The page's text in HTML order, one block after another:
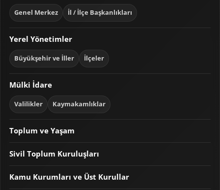
Genel Merkez İl / İlçe Başkanlıkları
Yerel Yönetimler
Büyükşehir ve İller İlçeler
Mülki İdare
Valilikler Kaymakamlıklar
Toplum ve Yaşam
Sivil Toplum Kuruluşları
Kamu Kurumları ve Üst Kurullar